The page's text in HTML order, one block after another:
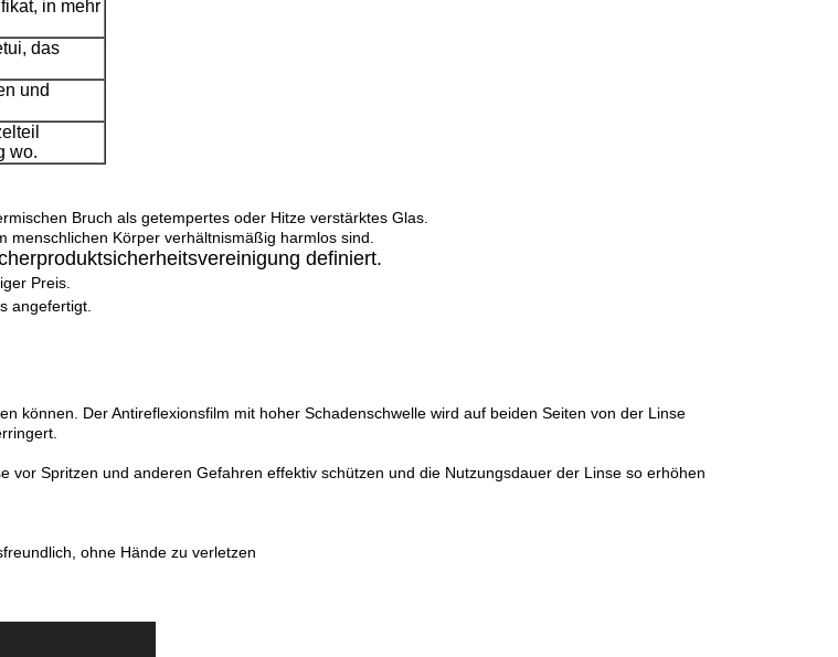
in mehr
das
und
wo.
Bruch als getempertes oder Hitze verstärktes Glas.
menschlichen Körper verhältnismäßig harmlos sind.
definiert.
Preis.
angefertigt.
können. Der Antireflexionsfilm mit hoher Schadenschwelle wird auf beiden Seiten von der Linse
Spritzen und anderen Gefahren effektiv schützen und die Nutzungsdauer der Linse so erhöhen
ohne Hände zu verletzen